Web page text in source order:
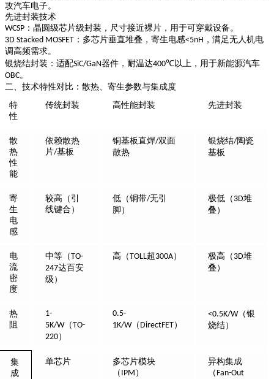
攻汽车电子。
先进封装技术
WCSP ：晶圆级芯片级封装，尺寸接近裸片，用于可穿戴设备。
3D Stacked MOSFET ：多芯片垂直堆叠，寄生电感<5nH ，满足无人机电
调高频需求。
银烧结封装 ：适配SiC/GaN器件，耐温达400℃以上，用于新能源汽车
OBC。
二、技术特性对比：散热、寄生参数与集成度
特
性
传统封装 高性能封装 先进封装
散
热
性
能
依赖散热
片/基板
铜基板直焊/双面
散热
银烧结/陶瓷
基板
寄
生
电
感
较高（引
线键合）
低（铜带/无引
脚）
极低（ 3D堆
叠）
电
流
密
度
中等（TO-
247达百安
级）
高（TOLL超300A） 极高（ 3D堆
叠）
热
阻
1-
5K/W（TO-
220）
0.5-
1K/W（ DirectFET）
<0.5K/W（银
烧结）
集
成
单芯片
多芯片模块
（ IPM ）
异构集成
（ Fan-Out